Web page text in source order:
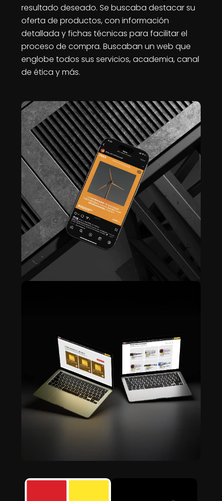
resultado deseado. Se buscaba destacar su
oferta de productos, con información
detallada y fichas técnicas para facilitar el
proceso de compra. Buscaban un web que
englobe todos sus servicios, academia, canal
de ética y más.